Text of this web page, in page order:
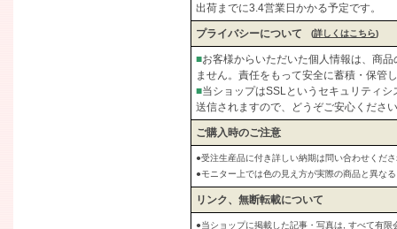
出荷までに3.4営業日かかる予定です。
プライバシーについて (詳しくはこちら)
■お客様からいただいた個人情報は、商
ません。責任をもって安全に蓄積・保管
■当ショップはSSLというセキュリティ
送信されますので、どうぞご安心くださ
ご購入時のご注意
●受注生産品に付き詳しい納期は問い合わせくだ
●モニター上では色の見え方が実際の商品と異な
リンク、無断転載について
●当ショップに掲載した記事・写真は, すべて有